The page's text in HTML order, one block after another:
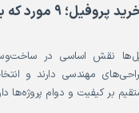
راهنمای خرید پروفیل؛ ۹
نقش اساسی در
مهندسی دارند و
بر کیفیت و دوام پروژه‌ها